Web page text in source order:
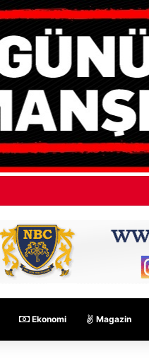
Ekonomi Magazin